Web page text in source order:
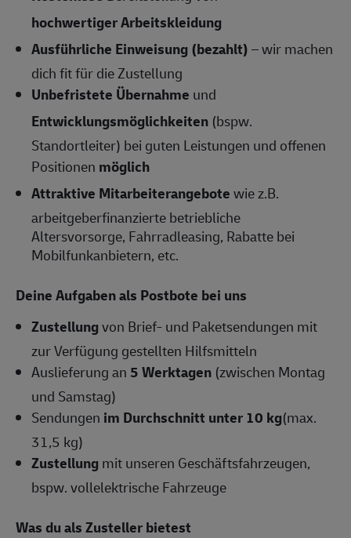
hochwertiger Arbeitskleidung
Ausführliche Einweisung (bezahlt)– wir machen
dich fit für die Zustellung
Unbefristete Übernahme und
Entwicklungsmöglichkeiten (bspw.
Standortleiter) bei guten Leistungen und offenen
Positionen möglich
Attraktive Mitarbeiterangebotewie z.B.
arbeitgeberfinanzierte betriebliche
Altersvorsorge, Fahrradleasing, Rabatte bei
Mobilfunkanbietern, etc.
Deine Aufgaben als Postbote bei uns
Zustellungvon Brief- und Paketsendungen mit
zur Verfügung gestellten Hilfsmitteln
Auslieferung an5 Werktagen (zwischen Montag
und Samstag)
Sendungen im Durchschnitt unter 10 kg(max.
31,5 kg)
Zustellungmit unseren Geschäftsfahrzeugen,
bspw. vollelektrische Fahrzeuge
Was du als Zusteller bietest